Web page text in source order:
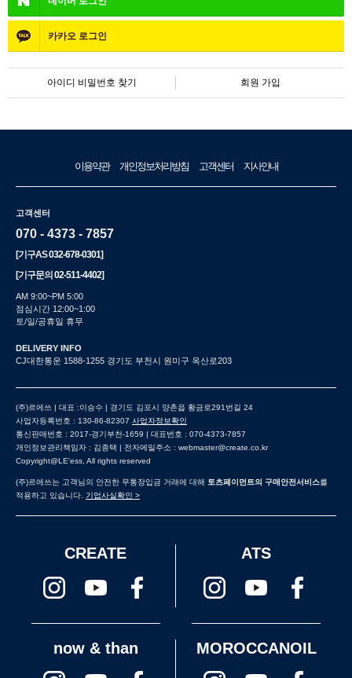
카카오 로그인
아이디 비밀번호 찾기 회원 가입
이용약관 개인정보처리방침 고객센터 지사안내
고객센터
070 - 4373 - 7857
[기구AS032-678-0301]
[기구문의02-511-4402]
AM 9:00~PM 5:00
점심시간 12:00~1:00
토/일/공휴일 휴무
DELIVERY INFO
CJ대한통운 1588-1255 경기도 부천시 원미구 옥산로203
(주)르에쓰 | 대표 :이승수 | 경기도 김포시 양촌읍 황금로291번길 24
사업자등록번호 : 130-86-82307 사업자정보확인
통신판매번호 : 2017-경기부천-1659 | 대표번호 : 070-4373-7857
개인정보관리책임자 : 김종택 | 전자메일주소 : webmaster@create.co.kr
Copyright@LE'ess, All rights reserved
(주)르에쓰는 고객님의 안전한 무통장입금 거래에 대해 토츠페이먼트의 구매안전서비스를
적용하고 있습니다. 기업사실확인 >
CREATE ATS
now & than MOROCCANOIL